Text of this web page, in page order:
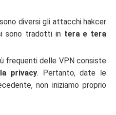
diversi gli attacchi hakcer
sono tradotti in tera e tera
frequenti delle VPN consiste
privacy. Pertanto, date le
non iniziamo proprio